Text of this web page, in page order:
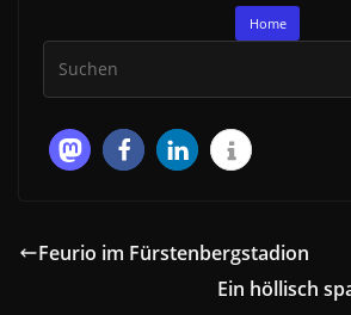
Home
Feurio im Fürstenbergstadion
Ein höllisch